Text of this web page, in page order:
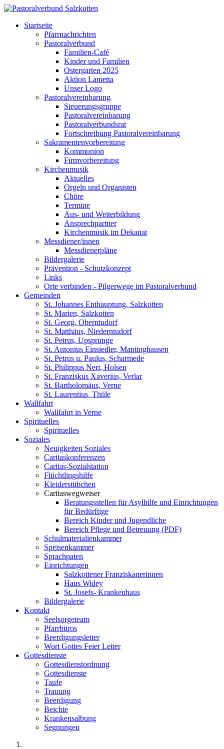
Startseite
Pfarrnachrichten
Pastoralverbund
Familien-Café
Kinder und Familien
Ostergarten 2025
Aktion Lametta
Unser Logo
Pastoralvereinbarung
Steuerungsgruppe
Pastoralvereinbarung
Pastoralverbundsrat
Fortschreibung Pastoralvereinbarung
Sakramentenvorbereitung
Kommunion
Firmvorbereitung
Kirchenmusik
Aktuelles
Orgeln und Organisten
Chöre
Termine
Aus- und Weiterbildung
Ansprechpartner
Kirchenmusik im Dekanat
Messdiener/innen
Messdienerpläne
Bildergalerie
Prävention - Schutzkonzept
Links
Orte verbinden - Pilgerwege im Pastoralverbund
Gemeinden
St. Johannes Enthauptung, Salzkotten
St. Marien, Salzkotten
St. Georg, Oberntudorf
St. Matthäus, Niederntudorf
St. Petrus, Upsprunge
St. Antonius Einsiedler, Mantinghausen
St. Petrus u. Paulus, Scharmede
St. Philippus Neri, Holsen
St. Franziskus Xaverius, Verlar
St. Bartholomäus, Verne
St. Laurentius, Thüle
Wallfahrt
Wallfahrt in Verne
Spirituelles
Spirituelles
Soziales
Neuigkeiten Soziales
Caritaskonferenzen
Caritas-Sozialstation
Flüchtlingshilfe
Kleiderstübchen
Caritaswegweiser
Beratungsstellen für Asylhilfe und Einrichtungen
für Bedürftige
Bereich Kinder und Jugendliche
Bereich Pflege und Betreuung (PDF)
Schulmaterialienkammer
Speisenkammer
Sprachpaten
Einrichtungen
Salzkottener Franziskanerinnen
Haus Widey
St. Josefs- Krankenhaus
Bildergalerie
Kontakt
Seelsorgeteam
Pfarrbüros
Beerdigungsleiter
Wort Gottes Feier Leiter
Gottesdienste
Gottesdienstordnung
Gottesdienste
Taufe
Trauung
Beerdigung
Beichte
Krankensalbung
Segnungen